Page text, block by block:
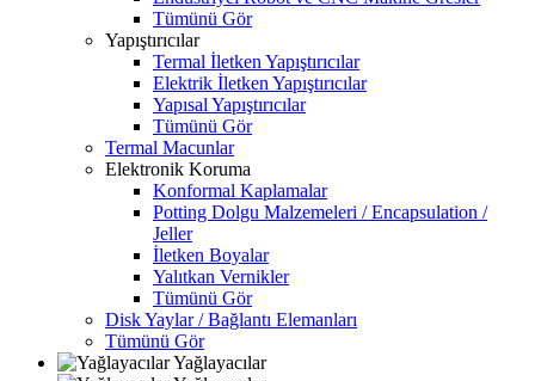
Tümünü Gör
Yapıştırıcılar
Termal İletken Yapıştırıcılar
Elektrik İletken Yapıştırıcılar
Yapısal Yapıştırıcılar
Tümünü Gör
Termal Macunlar
Elektronik Koruma
Konformal Kaplamalar
Potting Dolgu Malzemeleri / Encapsulation /
Jeller
İletken Boyalar
Yalıtkan Vernikler
Tümünü Gör
Disk Yaylar / Bağlantı Elemanları
Tümünü Gör
Yağlayacılar